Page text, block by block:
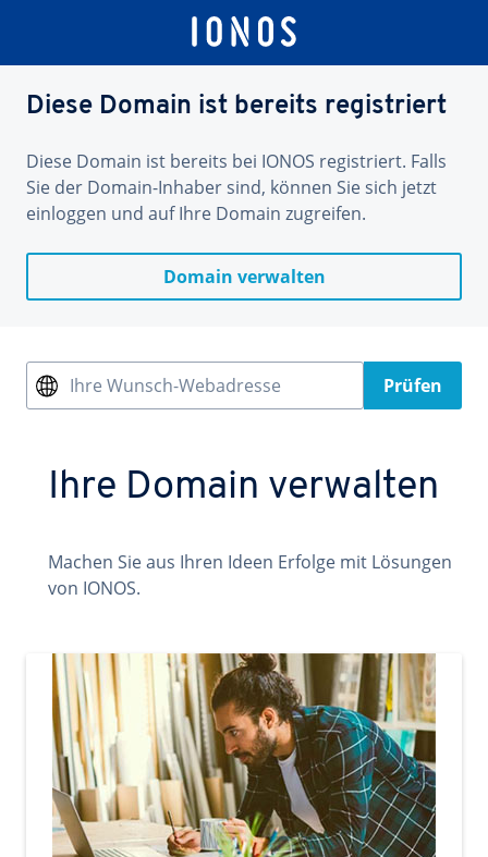
Diese Domain ist bereits registriert
Diese Domain ist bereits bei IONOS registriert. Falls
Sie der Domain-Inhaber sind, können Sie sich jetzt
einloggen und auf Ihre Domain zugreifen.
Domain verwalten
Ihre Wunsch-Webadresse Prüfen
Ihre Domain verwalten
Machen Sie aus Ihren Ideen Erfolge mit Lösungen
von IONOS.